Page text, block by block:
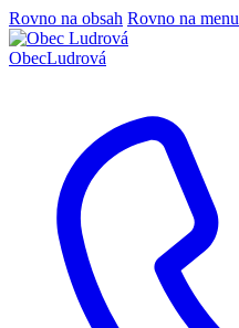
Rovno na obsah Rovno na menu
ObecLudrová